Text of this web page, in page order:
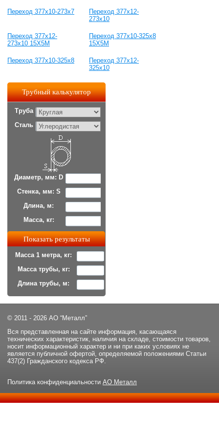
Переход 377х10-273х7
Переход 377х12-
273х10
Переход 377х12-
273х10 15Х5М
Переход 377х10-325х8
15Х5М
Переход 377х10-325х8
Переход 377х12-
325х10
Трубный калькулятор
Труба
Сталь
Диаметр, мм: D
Стенка, мм: S
Длина, м:
Масса, кг:
Масса 1 метра, кг:
Масса трубы, кг:
Длина трубы, м:
© 2011 - 2026 АО “Металл”
Вся представленная на сайте информация, касающаяся
технических характеристик, наличия на складе, стоимости товаров,
носит информационный характер и ни при каких условиях не
является публичной офертой, определяемой положениями Статьи
437(2) Гражданского кодекса РФ.
Политика конфиденциальности АО Металл